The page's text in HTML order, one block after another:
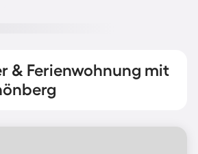
& Ferienwohnung mit